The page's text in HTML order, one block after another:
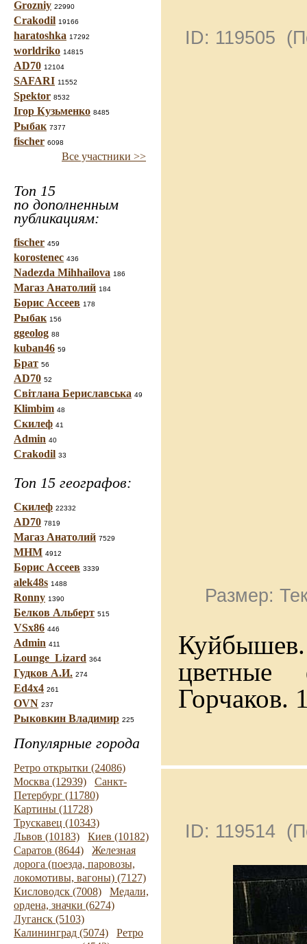
Grozniy 22990
Crakodil 19166
haratoshka 17292
worldriko 14815
AD70 12104
SAFARI 11552
Spektor 8532
Ігор Кузьменко 8485
Рыбак 7377
fischer 6098
Все участники >>
Топ 15
по дополненным
публикациям:
fischer 459
korostenec 436
Nadezda Mihhailova 186
Магаз Анатолий 184
Борис Ассеев 178
Рыбак 156
ggeolog 88
kuban46 59
Брат 56
AD70 52
Світлана Бериславська 49
Klimbim 48
Скилеф 41
Admin 40
Crakodil 33
Топ 15 географов:
Скилеф 22332
AD70 7819
Магаз Анатолий 7529
МНМ 4912
Борис Ассеев 3339
alek48s 1488
Ronny 1390
Белков Альберт 515
VSx86 446
Admin 411
Lounge_Lizard 364
Гудков А.И. 274
Ed4x4 261
OVN 237
Рыковкин Владимир 225
Популярные города
Ретро открытки (24086)
Москва (12939)
Санкт-
Петербург (11780)
Картины (11728)
Трускавец (10343)
Львов (10183)
Киев (10182)
Саратов (8644)
Железная
дорога (поезда, паровозы,
локомотивы, вагоны) (7127)
Кисловодск (7008)
Медали,
ордена, значки (6274)
Луганск (5103)
Калининград (5074)
Ретро
ID: 119505
Размер:
цветные
Горчаков.
ID: 119514